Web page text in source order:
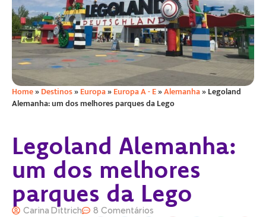
Home»Destinos»Europa»Europa A - E»Alemanha»Legoland
Alemanha: um dos melhores parques da Lego
Legoland Alemanha:
um dos melhores
parques da Lego
Carina Dittrich 8 Comentários